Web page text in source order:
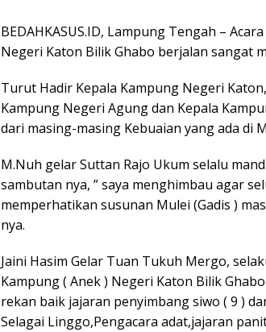
BEDAHKASUS.ID, Lampung Tengah –
Negeri Katon Bilik Ghabo berjalan sangat
Turut Hadir Kepala Kampung Negeri
Kampung Negeri Agung dan Kepala
dari masing-masing Kebuaian yang ada di
M.Nuh gelar Suttan Rajo Ukum selalu
sambutan nya, ” saya menghimbau agar
memperhatikan susunan Mulei (Gadis )
nya.
Jaini Hasim Gelar Tuan Tukuh Mergo,
Kampung ( Anek ) Negeri Katon Bilik
rekan baik jajaran penyimbang siwo ( 9 )
Selagai Linggo,Pengacara adat,jajaran